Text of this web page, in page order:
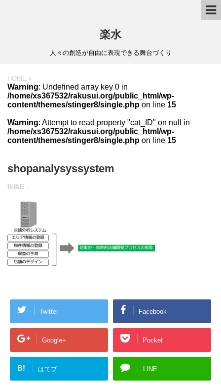
楽水
人々の創造が自由に表現できる舞台づくり
HOME >
Warning: Undefined array key 0 in
/home/xs367532/rakusui.org/public_html/wp-
content/themes/stinger8/single.php on line 15
Warning: Attempt to read property "cat_ID" on null in
/home/xs367532/rakusui.org/public_html/wp-
content/themes/stinger8/single.php on line 15
shopanalysyssystem
投稿日：
Twitter Facebook
Google+ Pocket
B! はてブ LINE